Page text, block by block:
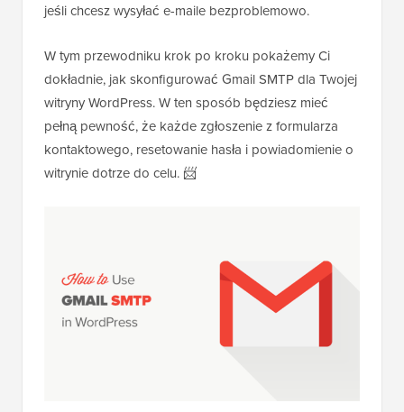
jeśli chcesz wysyłać e-maile bezproblemowo.
W tym przewodniku krok po kroku pokażemy Ci
dokładnie, jak skonfigurować Gmail SMTP dla Twojej
witryny WordPress. W ten sposób będziesz mieć
pełną pewność, że każde zgłoszenie z formularza
kontaktowego, resetowanie hasła i powiadomienie o
witrynie dotrze do celu. 📨